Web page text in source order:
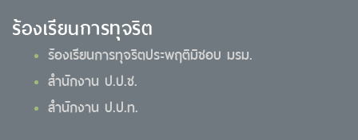
ร้องเรียนการทุจริต
ร้องเรียนการทุจริตประพฤติมิชอบ มรม.
สำนักงาน ป.ป.ช.
สำนักงาน ป.ป.ท.